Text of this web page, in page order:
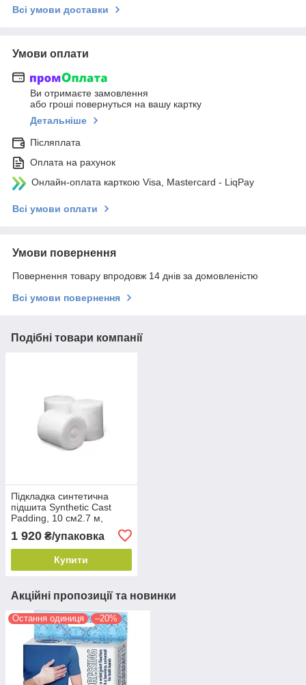
Всі умови доставки
Умови оплати
Ви отримаєте замовлення
або гроші повернуться на вашу картку
Детальніше
Післяплата
Оплата на рахунок
Онлайн-оплата карткою Visa, Mastercard - LiqPay
Всі умови оплати
Умови повернення
Повернення товару впродовж 14 днів за домовленістю
Всі умови повернення
Подібні товари компанії
Підкладка синтетична
підшита Synthetic Cast
Padding, 10 см2.7 м,
1 920 ₴/упаковка
Купити
Акційні пропозиції та новинки
Остання одиниця –20%